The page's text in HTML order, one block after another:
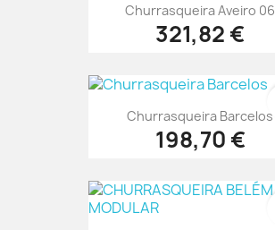
Churrasqueira Aveiro 06
321,82 €
Churrasqueira Barcelos
198,70 €